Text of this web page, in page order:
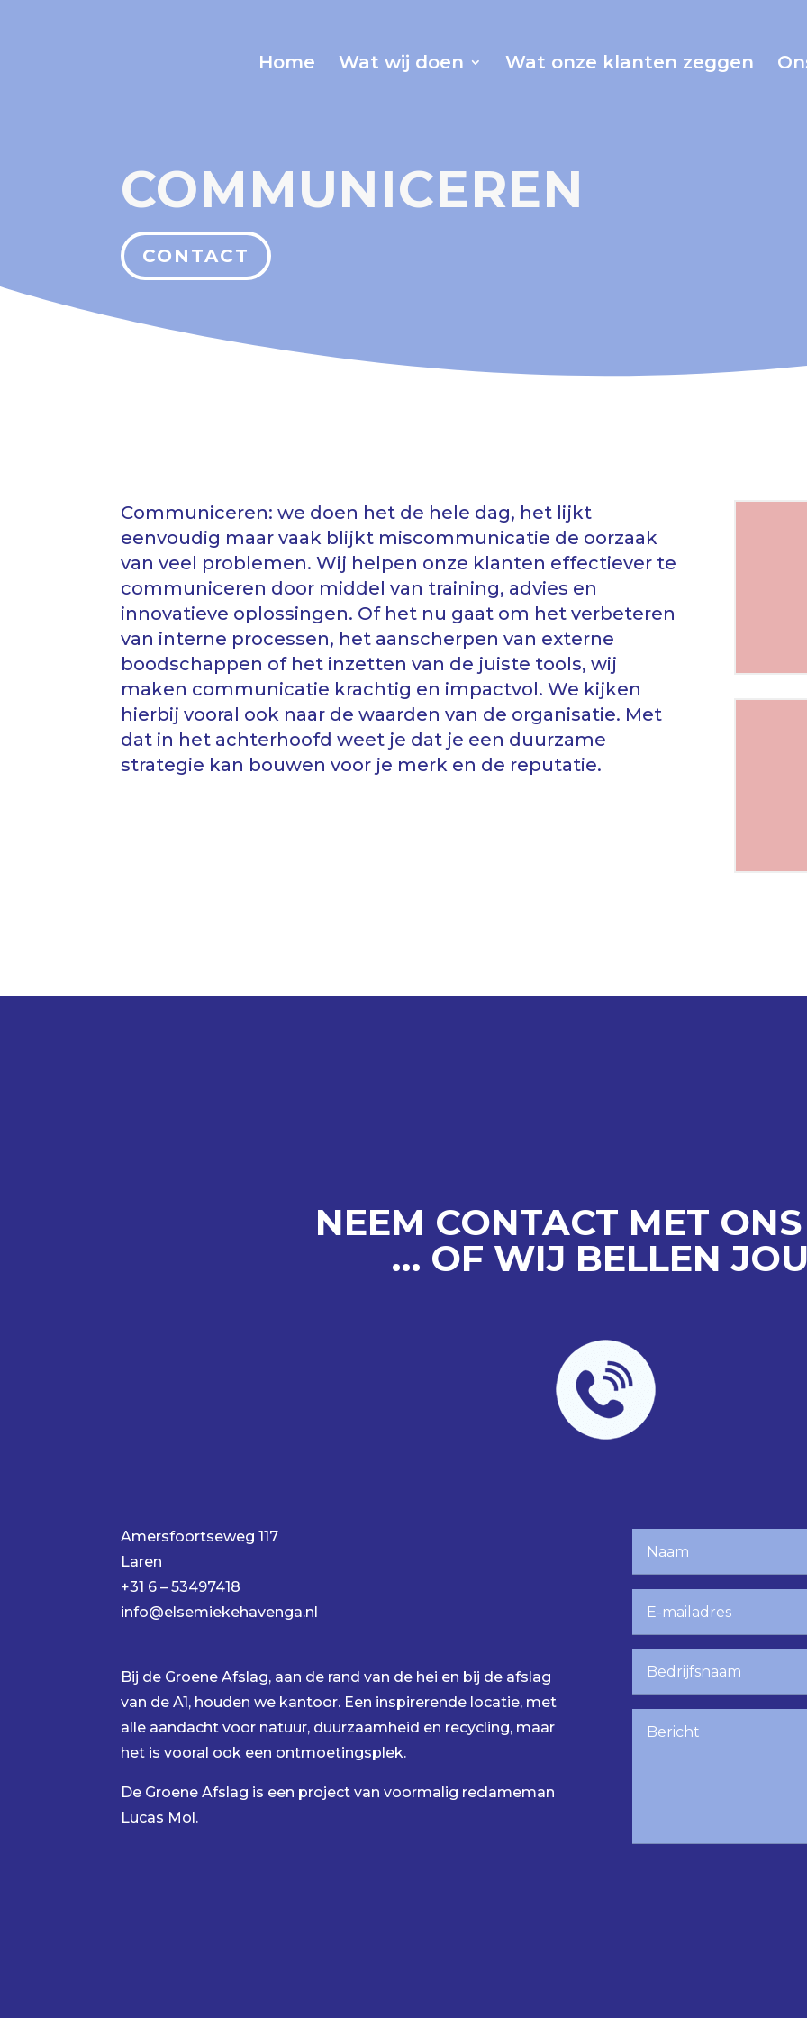
Home Wat wij doen Wat onze klanten zeggen
COMMUNICEREN
CONTACT
Communiceren: we doen het de hele dag, het lijkt
eenvoudig maar vaak blijkt miscommunicatie de oorzaak
van veel problemen. Wij helpen onze klanten effectiever te
communiceren door middel van training, advies en
innovatieve oplossingen. Of het nu gaat om het verbeteren
van interne processen, het aanscherpen van externe
boodschappen of het inzetten van de juiste tools, wij
maken communicatie krachtig en impactvol. We kijken
hierbij vooral ook naar de waarden van de organisatie. Met
dat in het achterhoofd weet je dat je een duurzame
strategie kan bouwen voor je merk en de reputatie.
NEEM CONTACT MET
… OF WIJ BELLEN
Amersfoortseweg 117
Laren
+31 6 – 53497418
info@elsemiekehavenga.nl
Bij de Groene Afslag, aan de rand van de hei en bij de afslag
van de A1, houden we kantoor. Een inspirerende locatie, met
alle aandacht voor natuur, duurzaamheid en recycling, maar
het is vooral ook een ontmoetingsplek.
De Groene Afslag is een project van voormalig reclameman
Lucas Mol.